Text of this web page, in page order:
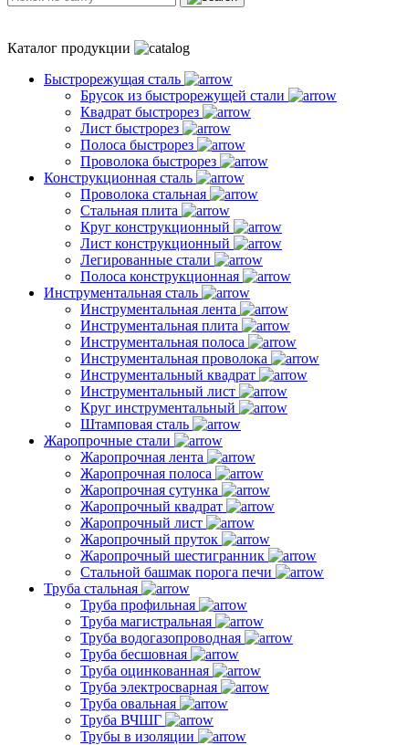
Каталог продукции
Быстрорежущая сталь
Брусок из быстрорежущей стали
Квадрат быстрорез
Лист быстрорез
Полоса быстрорез
Проволока быстрорез
Конструкционная сталь
Проволока стальная
Стальная плита
Круг конструкционный
Лист конструкционный
Легированные стали
Полоса конструкционная
Инструментальная сталь
Инструментальная лента
Инструментальная плита
Инструментальная полоса
Инструментальная проволока
Инструментальный квадрат
Инструментальный лист
Круг инструментальный
Штамповая сталь
Жаропрочные стали
Жаропрочная лента
Жаропрочная полоса
Жаропрочная сутунка
Жаропрочный квадрат
Жаропрочный лист
Жаропрочный пруток
Жаропрочный шестигранник
Стальной башмак порога печи
Труба стальная
Труба профильная
Труба магистральная
Труба водогазопроводная
Труба бесшовная
Труба оцинкованная
Труба электросварная
Труба овальная
Труба ВЧШГ
Трубы в изоляции